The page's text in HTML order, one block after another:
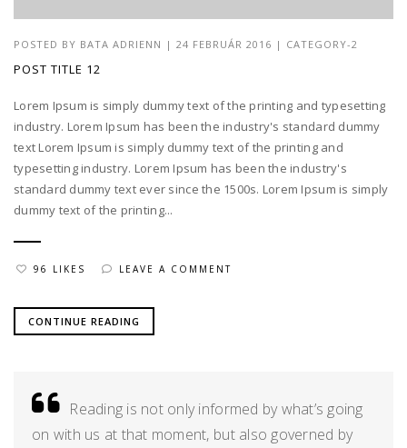
POSTED BY BATA ADRIENN | 24 FEBRUÁR 2016 | CATEGORY-2
POST TITLE 12
Lorem Ipsum is simply dummy text of the printing and typesetting
industry. Lorem Ipsum has been the industry's standard dummy
text Lorem Ipsum is simply dummy text of the printing and
typesetting industry. Lorem Ipsum has been the industry's
standard dummy text ever since the 1500s. Lorem Ipsum is simply
dummy text of the printing...
96 LIKES LEAVE A COMMENT
CONTINUE READING
Reading is not only informed by what’s going
on with us at that moment, but also governed by